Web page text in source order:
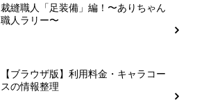
裁縫職人「足装備」編！〜ありちゃん
職人ラリー〜
【ブラウザ版】利用料金・キャラコー
スの情報整理